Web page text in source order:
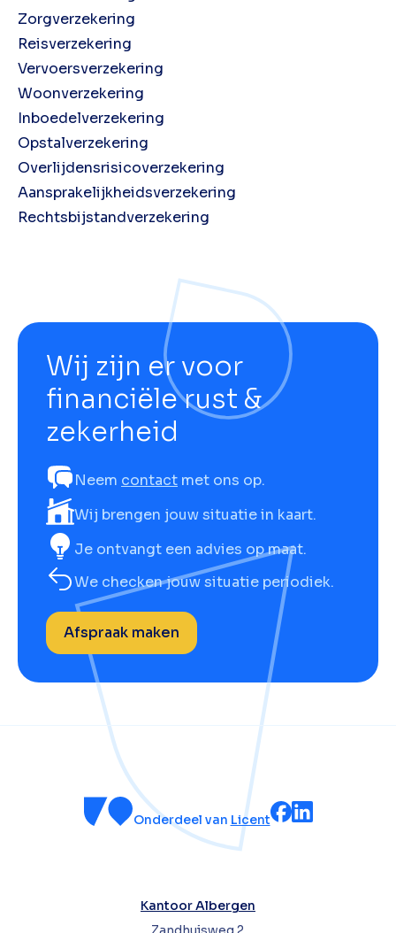
Zorgverzekering
Reisverzekering
Vervoersverzekering
Woonverzekering
Inboedelverzekering
Opstalverzekering
Overlijdensrisicoverzekering
Aansprakelijkheidsverzekering
Rechtsbijstandverzekering
Wij zijn er voor
financiële rust &
zekerheid
Neem contact met ons op.
Wij brengen jouw situatie in kaart.
Je ontvangt een advies op maat.
We checken jouw situatie periodiek.
Afspraak maken
Onderdeel van Licent
Kantoor Albergen